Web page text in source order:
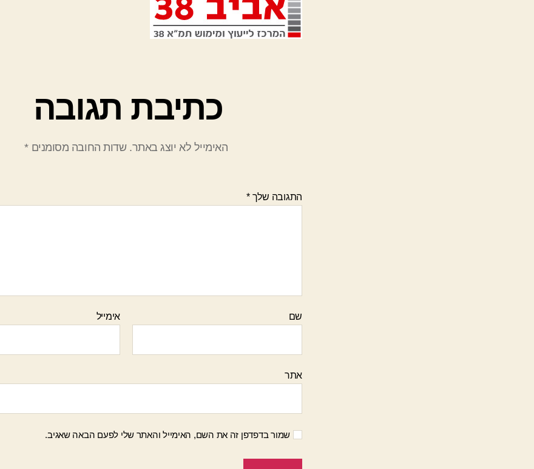
כתיבת תגובה
האימייל לא יוצג באתר. שדות החובה מסומנים*
התגובה שלך*
שם אימייל
אתר
שמור בדפדפן זה את השם, האימייל והאתר שלי לפעם הבאה שאגיב.